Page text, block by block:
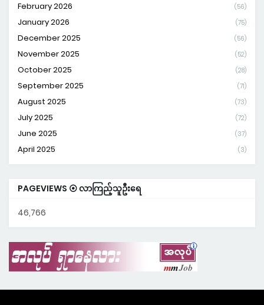
February 2026 (56)
January 2026 (75)
December 2025 (56)
November 2025 (52)
October 2025 (28)
September 2025 (71)
August 2025 (73)
July 2025 (72)
June 2025 (37)
April 2025 (3)
PAGEVIEWS ⦿ လာကြည့်သူဦးရေ
46,766